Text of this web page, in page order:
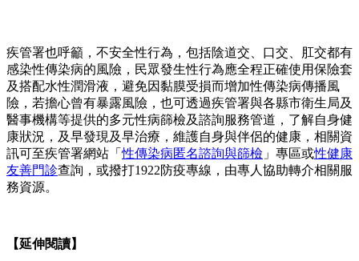
疾管署也呼籲，不安全性行為，包括陰道交、口交、肛交都有
感染性傳染病的風險，民眾發生性行為應全程正確使用保險套
及搭配水性潤滑液，避免因黏膜受損而增加性傳染病傳播風
險，若擔心曾有暴露風險，也可透過疾管署與各縣市衛生局及
醫事機構等提供的多元性病篩檢及諮詢服務管道，了解自身健
康狀況，及早發現及早治療，維護自身與伴侶的健康，相關資
訊可至疾管署網站「性傳染病匿名諮詢與篩檢 」專區或性健康
友善門診查詢，或撥打1922防疫專線，由專人協助轉介相關服
務資源。
【延伸閱讀】